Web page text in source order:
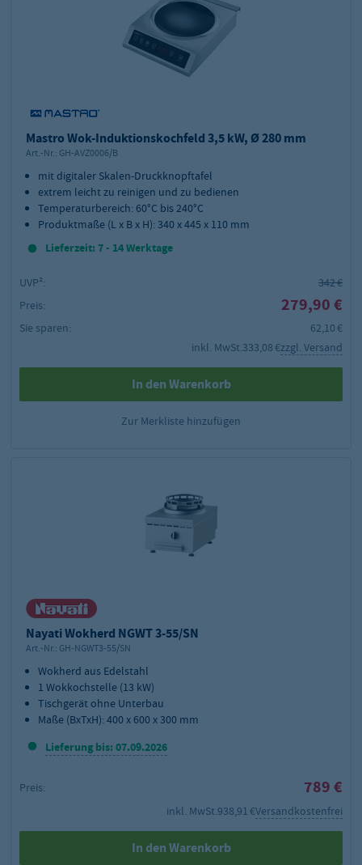
Mastro Wok-Induktionskochfeld 3,5 kW, Ø 280 mm
Art.-Nr.: GH-AVZ0006/B
mit digitaler Skalen-Druckknopftafel
extrem leicht zu reinigen und zu bedienen
Temperaturbereich: 60°C bis 240°C
Produktmaße (L x B x H): 340 x 445 x 110 mm
Lieferzeit: 7 - 14 Werktage
UVP²:
342 €
Preis:
279,90 €
Sie sparen:
62,10 €
inkl. MwSt.333,08 €zzgl. Versand
In den Warenkorb
Zur Merkliste hinzufügen
Nayati Wokherd NGWT 3-55/SN
Art.-Nr.: GH-NGWT3-55/SN
Wokherd aus Edelstahl
1 Wokkochstelle (13 kW)
Tischgerät ohne Unterbau
Maße (BxTxH): 400 x 600 x 300 mm
Lieferung bis: 07.09.2026
Preis: 789 €
inkl. MwSt.938,91 €Versandkostenfrei
In den Warenkorb